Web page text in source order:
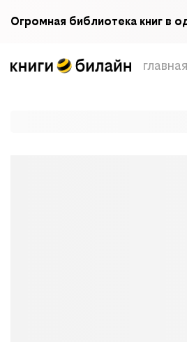
Огромная библиотека книг в
главная